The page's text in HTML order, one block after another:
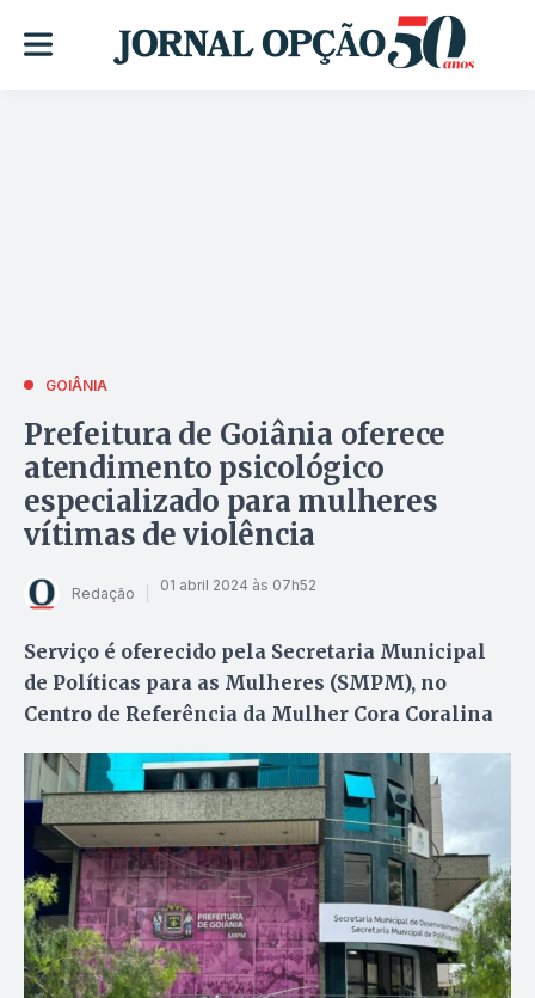
GOIÂNIA
Prefeitura de Goiânia oferece
atendimento psicológico
especializado para mulheres
vítimas de violência
Redação 01 abril 2024 às 07h52
Serviço é oferecido pela Secretaria Municipal
de Políticas para as Mulheres (SMPM), no
Centro de Referência da Mulher Cora Coralina